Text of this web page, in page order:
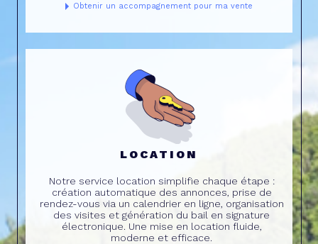
Obtenir un accompagnement pour ma vente
LOCATION
Notre service location simplifie chaque étape :
création automatique des annonces, prise de
rendez-vous via un calendrier en ligne, organisation
des visites et génération du bail en signature
électronique. Une mise en location fluide,
moderne et efficace.